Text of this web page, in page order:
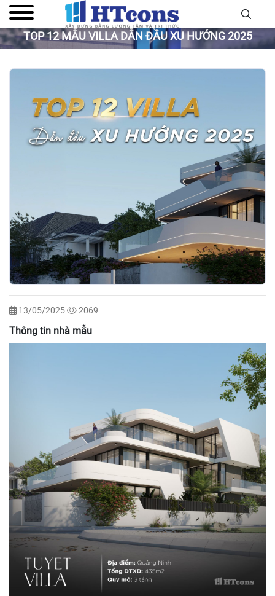
TOP 12 MẪU VILLA DẪN ĐẦU XU HƯỚNG 2025
13/05/2025 2069
Thông tin nhà mẫu